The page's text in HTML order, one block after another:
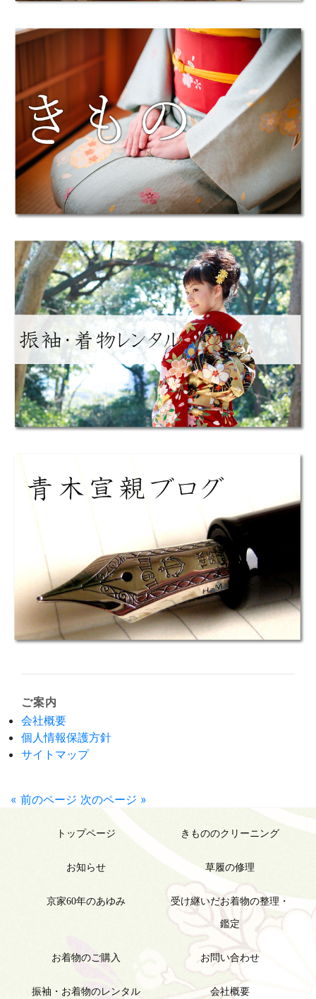
ご案内
会社概要
個人情報保護方針
サイトマップ
« 前のページ 次のページ »
トップページ
お知らせ
京家60年のあゆみ
きもののクリーニング
草履の修理
受け継いだお着物の整理・
鑑定
お着物のご購入
振袖・お着物のレンタル
お問い合わせ
会社概要